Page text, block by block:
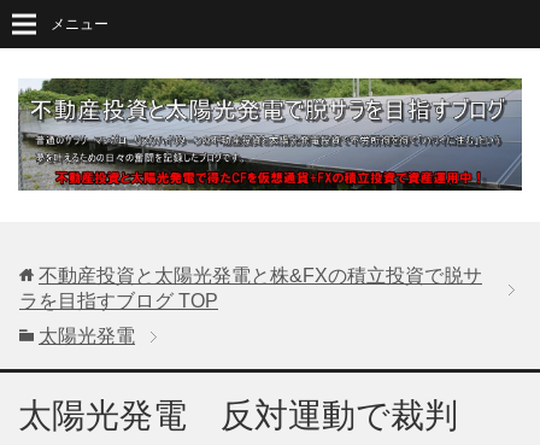
メニュー
不動産投資と太陽光発電と株&FXの積立投資で脱サ
ラを目指すブログ TOP
太陽光発電
太陽光発電 反対運動で裁判